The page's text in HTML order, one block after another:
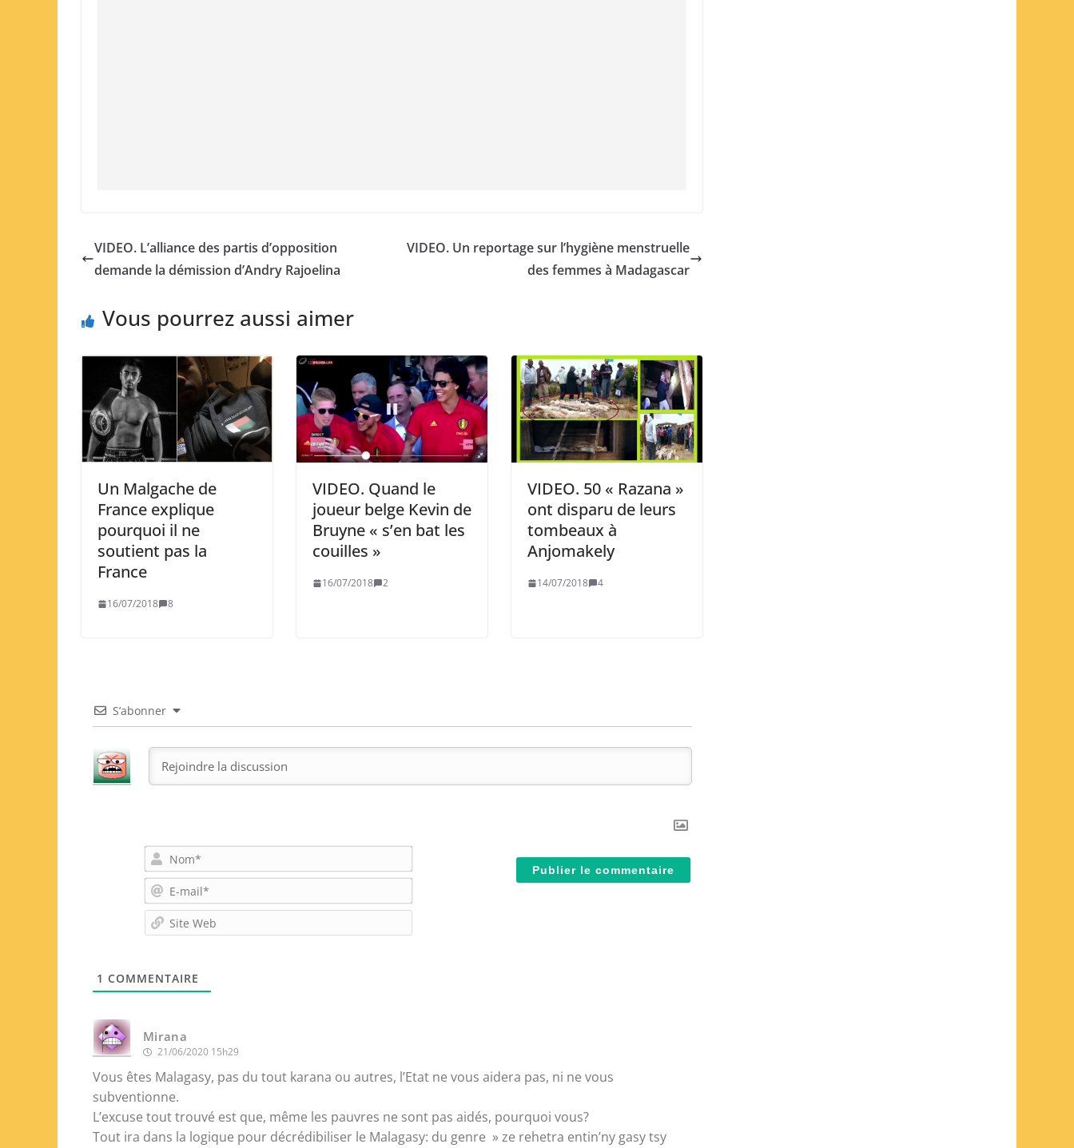
VIDEO. L’alliance des partis d’opposition
demande la démission d’Andry Rajoelina
VIDEO. Un reportage sur l’hygiène menstruelle
des femmes à Madagascar
Vous pourrez aussi aimer
Un Malgache de
France explique
pourquoi il ne
soutient pas la
France
16/07/2018 8
VIDEO. Quand le
joueur belge Kevin de
Bruyne « s’en bat les
couilles »
16/07/2018 2
VIDEO. 50 « Razana »
ont disparu de leurs
tombeaux à
Anjomakely
14/07/2018 4
S’abonner
o
*-
ai
1 COMMENTAIRE
Mirana
21/06/2020 15h29
Vous êtes Malagasy, pas du tout karana ou autres, l’Etat ne vous aidera pas, ni ne vous
subventionne.
L’excuse tout trouvé est que, même les pauvres ne sont pas aidés, pourquoi vous?
Tout ira dans la logique pour décrédibiliser le Malagasy: du genre » ze rehetra entin’ny gasy tsy